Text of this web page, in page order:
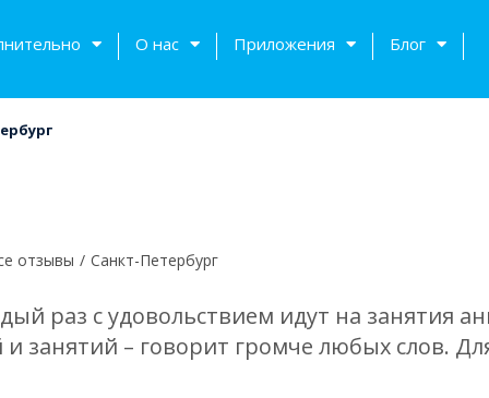
О нас Приложения Блог
отзывы / Санкт-Петербург
раз с удовольствием идут на занятия
занятий – говорит громче любых слов.